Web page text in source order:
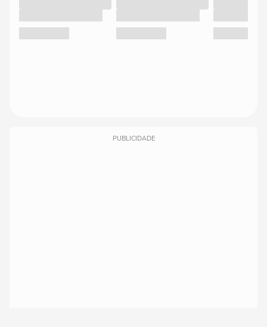
PUBLICIDADE